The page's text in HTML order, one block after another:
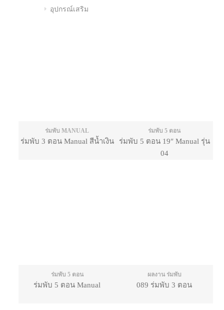
อุปกรณ์เสริม
ร่มพับ MANUAL
ร่มพับ 3 ตอน Manual สีน้ำเงิน
ร่มพับ 5 ตอน
ร่มพับ 5 ตอน 19″ Manual รุ่น
04
ร่มพับ 5 ตอน
ร่มพับ 5 ตอน Manual
ผลงาน ร่มพับ
089 ร่มพับ 3 ตอน